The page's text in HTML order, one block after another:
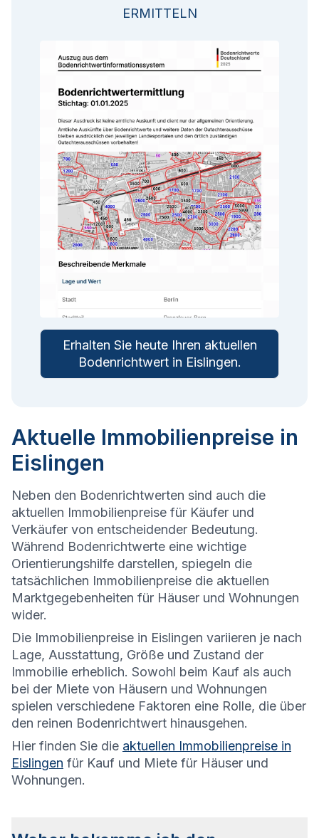
ERMITTELN
Erhalten Sie heute Ihren aktuellen
Bodenrichtwert in Eislingen.
Aktuelle Immobilienpreise in
Eislingen
Neben den Bodenrichtwerten sind auch die
aktuellen Immobilienpreise für Käufer und
Verkäufer von entscheidender Bedeutung.
Während Bodenrichtwerte eine wichtige
Orientierungshilfe darstellen, spiegeln die
tatsächlichen Immobilienpreise die aktuellen
Marktgegebenheiten für Häuser und Wohnungen
wider.
Die Immobilienpreise in Eislingen variieren je nach
Lage, Ausstattung, Größe und Zustand der
Immobilie erheblich. Sowohl beim Kauf als auch
bei der Miete von Häusern und Wohnungen
spielen verschiedene Faktoren eine Rolle, die über
den reinen Bodenrichtwert hinausgehen.
Hier finden Sie die aktuellen Immobilienpreise in
Eislingen für Kauf und Miete für Häuser und
Wohnungen.